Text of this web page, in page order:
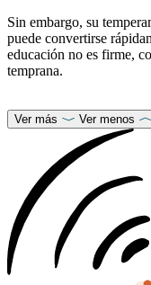
Sin embargo, su
puede convertirse
educación no es firme,
temprana.
Ver más Ver menos